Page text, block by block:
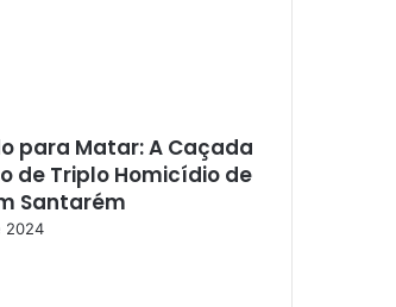
para Matar: A Caçada
de Triplo Homicídio de
Santarém
2024